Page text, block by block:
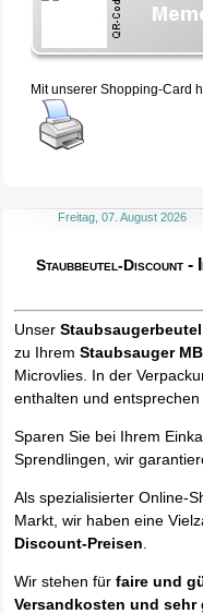
Mit unserer Shopping-Card
Freitag, 07. August 2026
Staubbeutel-Discount -
UnserStaubsaugerbeutel
zu IhremStaubsauger
Microvlies. In der
enthalten und
Sparen Sie bei Ihrem
Sprendlingen, wir
Als spezialisierter Online-
Markt, wir haben eine
Discount-Preisen
Wir stehen fürfaire und
Versandkosten und sehr